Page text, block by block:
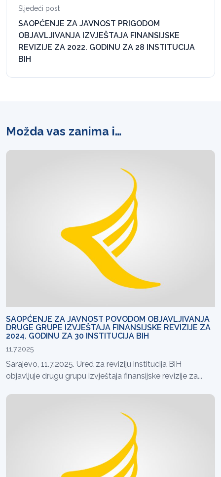
Sljedeći post
SAOPĆENJE ZA JAVNOST PRIGODOM
OBJAVLJIVANJA IZVJEŠTAJA FINANSIJSKE
REVIZIJE ZA 2022. GODINU ZA 28 INSTITUCIJA
BIH
Možda vas zanima i…
SAOPĆENJE ZA JAVNOST POVODOM OBJAVLJIVANJA
DRUGE GRUPE IZVJEŠTAJA FINANSIJSKE REVIZIJE ZA
2024. GODINU ZA 30 INSTITUCIJA BIH
11.7.2025
Sarajevo, 11.7.2025. Ured za reviziju institucija BiH
objavljuje drugu grupu izvještaja finansijske revizije za...